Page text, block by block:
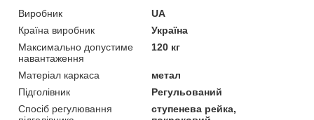
Виробник
UA
Країна виробник
Україна
Максимально допустиме
навантаження
120 кг
Матеріал каркаса
метал
Підголівник
Регульований
Спосіб регулювання
ступенева рейка,